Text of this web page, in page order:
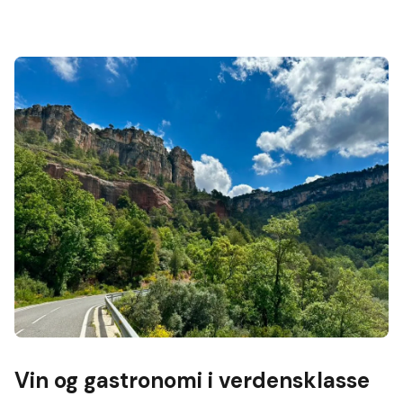
Vin og gastronomi i verdensklasse